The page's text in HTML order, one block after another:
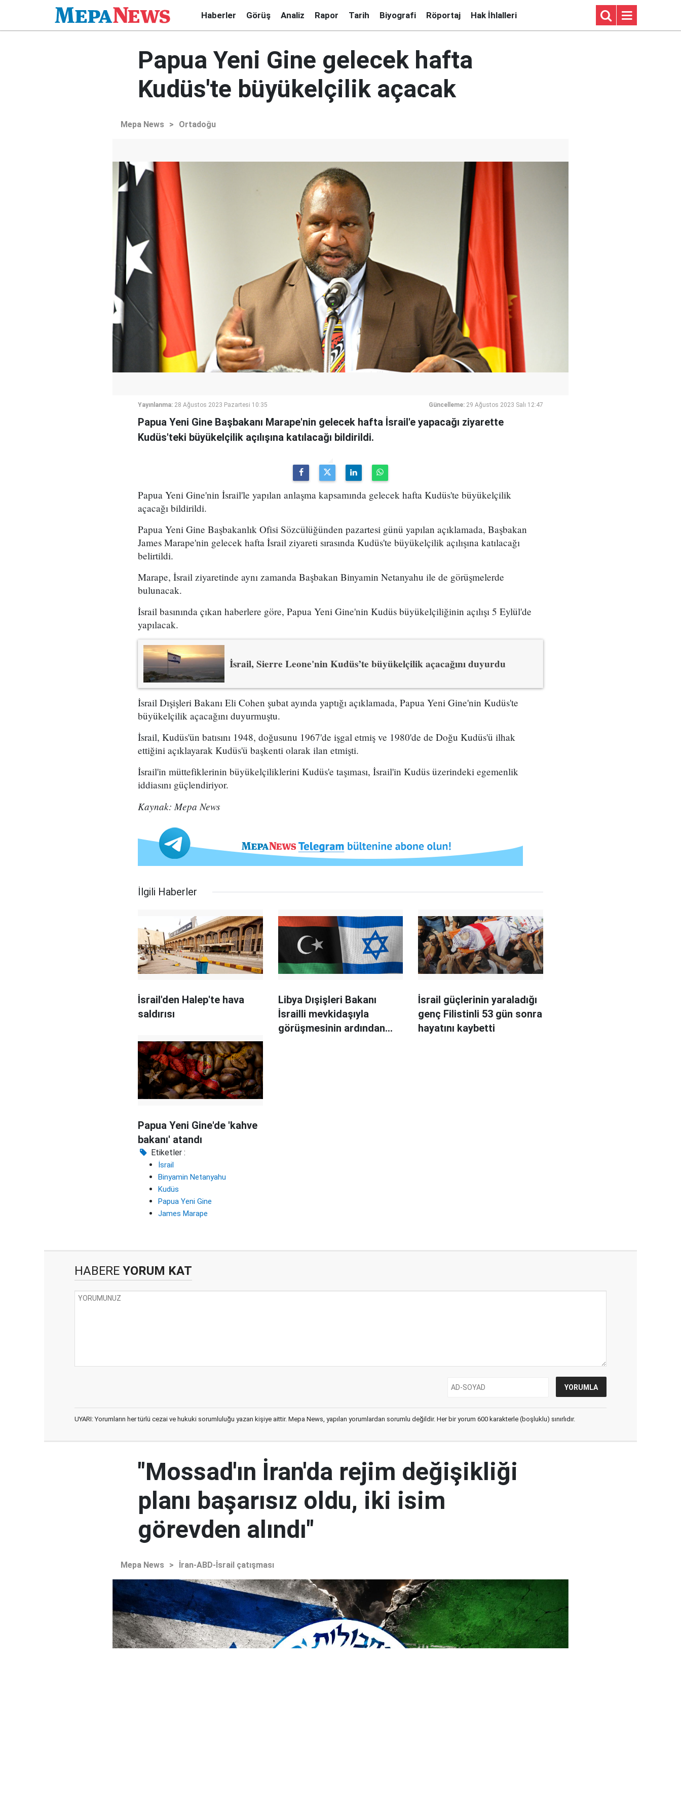
Haberler Görüş Analiz Rapor Tarih Biyografi Röportaj Hak İhlalleri
Papua Yeni Gine gelecek hafta
Kudüs'te büyükelçilik açacak
Mepa News > Ortadoğu
Yayınlanma: 28 Ağustos 2023 Pazartesi 10:35 Güncelleme: 29 Ağustos 2023 Salı 12:47
Papua Yeni Gine Başbakanı Marape'nin gelecek hafta İsrail'e yapacağı ziyarette
Kudüs'teki büyükelçilik açılışına katılacağı bildirildi.
Papua Yeni Gine'nin İsrail'le yapılan anlaşma kapsamında gelecek hafta Kudüs'te büyükelçilik
açacağı bildirildi.
Papua Yeni Gine Başbakanlık Ofisi Sözcülüğünden pazartesi günü yapılan açıklamada, Başbakan
James Marape'nin gelecek hafta İsrail ziyareti sırasında Kudüs'te büyükelçilik açılışına katılacağı
belirtildi.
Marape, İsrail ziyaretinde aynı zamanda Başbakan Binyamin Netanyahu ile de görüşmelerde
bulunacak.
İsrail basınında çıkan haberlere göre, Papua Yeni Gine'nin Kudüs büyükelçiliğinin açılışı 5 Eylül'de
yapılacak.
İsrail, Sierre Leone'nin Kudüs’te büyükelçilik açacağını duyurdu
İsrail Dışişleri Bakanı Eli Cohen şubat ayında yaptığı açıklamada, Papua Yeni Gine'nin Kudüs'te
büyükelçilik açacağını duyurmuştu.
İsrail, Kudüs'ün batısını 1948, doğusunu 1967'de işgal etmiş ve 1980'de de Doğu Kudüs'ü ilhak
ettiğini açıklayarak Kudüs'ü başkenti olarak ilan etmişti.
İsrail'in müttefiklerinin büyükelçiliklerini Kudüs'e taşıması, İsrail'in Kudüs üzerindeki egemenlik
iddiasını güçlendiriyor.
Kaynak: Mepa News
İlgili Haberler
İsrail'den Halep'te hava
saldırısı
Libya Dışişleri Bakanı
İsrailli mevkidaşıyla
görüşmesinin ardından
İsrail güçlerinin yaraladığı
genç Filistinli 53 gün sonra
hayatını kaybetti
Papua Yeni Gine'de 'kahve
bakanı' atandı
Etiketler :
İsrail
Binyamin Netanyahu
Kudüs
Papua Yeni Gine
James Marape
HABERE YORUM KAT
UYARI: Yorumların her türlü cezai ve hukuki sorumluluğu yazan kişiye aittir. Mepa News, yapılan yorumlardan sorumlu değildir. Her bir yorum 600 karakterle (boşluklu) sınırlıdır.
"Mossad'ın İran'da rejim değişikliği
planı başarısız oldu, iki isim
görevden alındı"
Mepa News > İran-ABD-İsrail çatışması